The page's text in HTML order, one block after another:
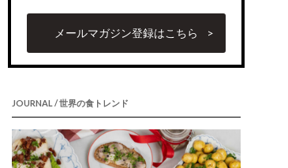
メールマガジン登録はこちら
JOURNAL / 世界の食トレンド